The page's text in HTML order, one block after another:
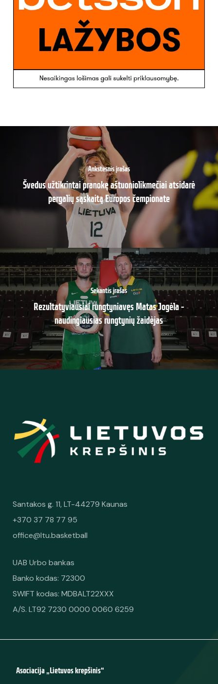
Ankstesnis įrašas
Švedus užtikrintai pranokę aštuoniolikmečiai atsidarė
pergalių sąskaitą Europos čempionate
Sekantis įrašas
Rezultatyviausiai rungtyniavęs Matas Jogėla –
naudingiausias rungtynių žaidėjas
Santakos g. 11, LT-44279 Kaunas
+370 37 78 77 95
office@ltu.basketball
UAB Urbo bankas
Banko kodas: 72300
SWIFT kodas: MDBALT22XXX
A/S. LT92 7230 0000 0060 6259
Asociacija „Lietuvos krepšinis“